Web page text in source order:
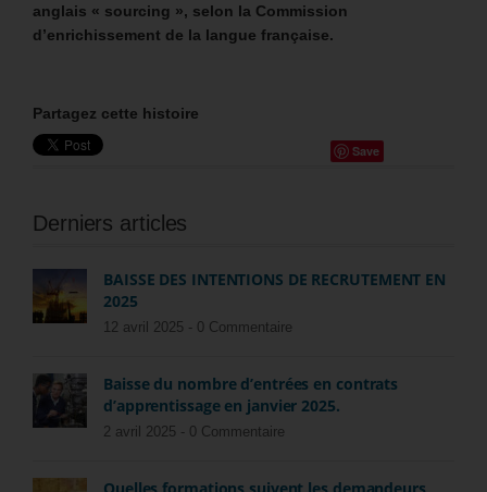
anglais « sourcing », selon la Commission
d’enrichissement de la langue française.
Partagez cette histoire
Save
Derniers articles
BAISSE DES INTENTIONS DE RECRUTEMENT EN
2025
12 avril 2025 - 0 Commentaire
Baisse du nombre d’entrées en contrats
d’apprentissage en janvier 2025.
2 avril 2025 - 0 Commentaire